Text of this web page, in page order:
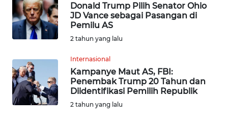
Donald Trump Pilih Senator Ohio
JD Vance sebagai Pasangan di
Pemilu AS
2 tahun yang lalu
Internasional
Kampanye Maut AS, FBI:
Penembak Trump 20 Tahun dan
Diidentifikasi Pemilih Republik
2 tahun yang lalu
WN
NTB
SULTENG
WN
SULBAR